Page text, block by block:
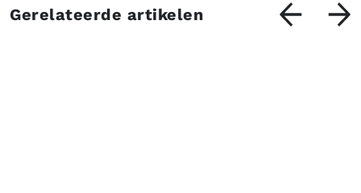
Gerelateerde artikelen